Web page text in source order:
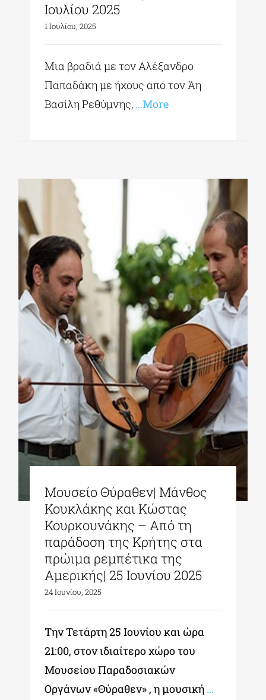
Ιουλίου 2025
1 Ιουλίου, 2025
Μια βραδιά με τον Αλέξανδρο
Παπαδάκη με ήχους από τον Άη
Βασίλη Ρεθύμνης, …More
Μουσείο Θύραθεν| Μάνθος
Κουκλάκης και Κώστας
Κουρκουνάκης – Από τη
παράδοση της Κρήτης στα
πρώιμα ρεμπέτικα της
Αμερικής| 25 Ιουνίου 2025
24 Ιουνίου, 2025
Την Τετάρτη 25 Ιουνίου και ώρα
21:00, στον ιδιαίτερο χώρο του
Μουσείου Παραδοσιακών
Οργάνων «Θύραθεν» , η μουσική …